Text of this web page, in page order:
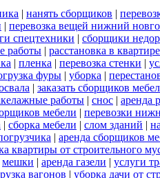
| нанять сборщиков |
| перевозка вещей нижний
спецтехники | сборщики
работы | расстановка в квартире
| пленка | перевозка стенки |
фуры | уборка |
| заказать сборщиков
работы | снос | аренда
мебели | перевозки
| сборка мебели | слом зданий |
| аренда сборщиков
квартиры от строительного
мешки | аренда газели | услуги
вагонов | уборка дачи от